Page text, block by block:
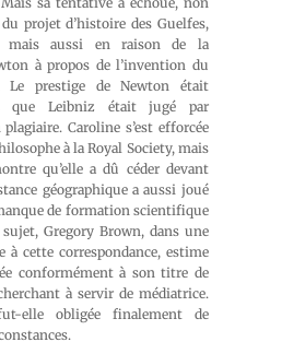
projet d’histoire des Guelfes,
mais aussi en raison de la
à propos de l’invention du
Le prestige de Newton était
que Leibniz était jugé par
Caroline s’est efforcée
à la Royal Society, mais
qu’elle a dû céder devant
géographique a aussi joué
de formation scientifique
Gregory Brown, dans une
à cette correspondance, estime
conformément à son titre de
à servir de médiatrice.
elle obligée finalement de